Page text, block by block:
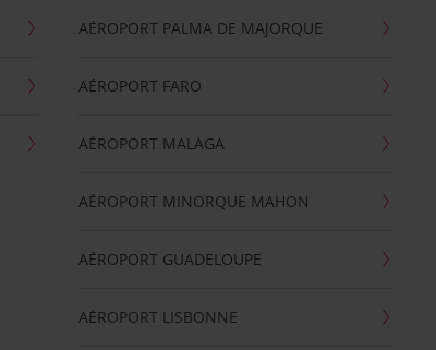
AÉROPORT PALMA DE MAJORQUE
AÉROPORT FARO
AÉROPORT MALAGA
AÉROPORT MINORQUE MAHON
AÉROPORT GUADELOUPE
AÉROPORT LISBONNE